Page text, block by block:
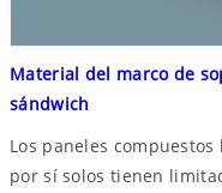
Material del marco de
sándwich
Los paneles
por sí solos tienen